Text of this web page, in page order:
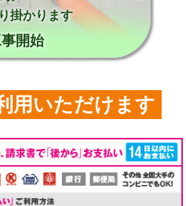
掛かります
開始
用いただけます